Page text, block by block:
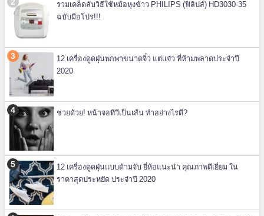
รวมเคล็ดลับวิธีใช้หม้อหุงข้าว PHILIPS (ฟิลิปส์) HD3030-35
ฉบับมือโปร!!!
12 เครื่องดูดฝุ่นพกพาขนาดจิ๋ว แต่แจ๋ว ที่ห้ามพลาดประจำปี
2020
ช่วยด้วย! หน้าจอทีวีเป็นเส้น ทำอย่างไรดี?
12 เครื่องดูดฝุ่นแบบด้ามจับ ยี่ห้อแนะนำ คุณภาพดีเยี่ยม ใน
ราคาสุดประหยัด ประจำปี 2020